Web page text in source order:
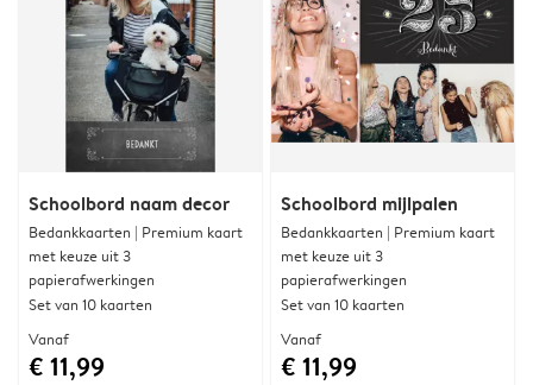
Schoolbord naam decor
Bedankkaarten | Premium kaart
met keuze uit 3
papierafwerkingen
Set van 10 kaarten
Vanaf
€ 11,99
Schoolbord mijlpalen
Bedankkaarten | Premium kaart
met keuze uit 3
papierafwerkingen
Set van 10 kaarten
Vanaf
€ 11,99